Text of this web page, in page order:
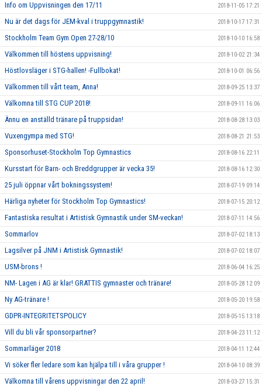
Info om Uppvisningen den 17/11 2018-11-05 17:21
Nu är det dags för JEM-kval i truppgymnastik! 2018-10-17 17:31
Stockholm Team Gym Open 27-28/10 2018-10-10 16:58
Välkommen till höstens uppvisning! 2018-10-02 21:34
Höstlovsläger i STG-hallen! -Fullbokat! 2018-10-01 06:56
Välkommen till vårt team, Anna! 2018-09-25 13:37
Välkomna till STG CUP 2018! 2018-09-11 16:06
Ännu en anställd tränare på truppsidan! 2018-08-28 13:03
Vuxengympa med STG! 2018-08-21 21:53
Sponsorhuset-Stockholm Top Gymnastics 2018-08-16 22:11
Kursstart för Barn- och Breddgrupper är vecka 35! 2018-08-16 12:30
25 juli öppnar vårt bokningssystem! 2018-07-19 09:14
Härliga nyheter för Stockholm Top Gymnastics! 2018-07-15 20:12
Fantastiska resultat i Artistisk Gymnastik under SM-veckan! 2018-07-11 14:56
Sommarlov 2018-07-02 18:13
Lagsilver på JNM i Artistisk Gymnastik! 2018-07-02 18:07
USM-brons ! 2018-06-04 16:25
NM- Lagen i AG är klar! GRATTIS gymnaster och tränare! 2018-05-28 12:09
Ny AG-tränare ! 2018-05-20 19:58
GDPR-INTEGRITETSPOLICY 2018-05-15 13:18
Vill du bli vår sponsorpartner? 2018-04-23 11:12
Sommarläger 2018 2018-04-11 12:44
Vi söker fler ledare som kan hjälpa till i våra grupper ! 2018-04-10 08:39
Välkomna till vårens uppvisningar den 22 april! 2018-03-27 15:31